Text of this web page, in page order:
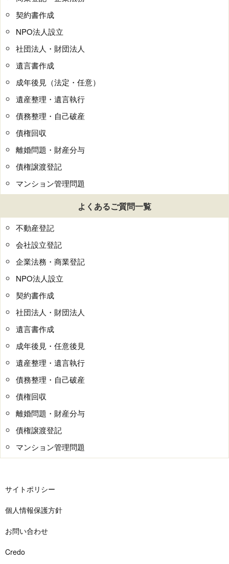
契約書作成
NPO法人設立
社団法人・財団法人
遺言書作成
成年後見（法定・任意）
遺産整理・遺言執行
債務整理・自己破産
債権回収
離婚問題・財産分与
債権譲渡登記
マンション管理問題
よくあるご質問一覧
不動産登記
会社設立登記
企業法務・商業登記
NPO法人設立
契約書作成
社団法人・財団法人
遺言書作成
成年後見・任意後見
遺産整理・遺言執行
債務整理・自己破産
債権回収
離婚問題・財産分与
債権譲渡登記
マンション管理問題
サイトポリシー
個人情報保護方針
お問い合わせ
Credo